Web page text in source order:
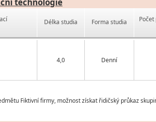
technologie
Délka studia Forma studia
4,0 Denní
Fiktivní firmy, možnost získat řidičský průkaz